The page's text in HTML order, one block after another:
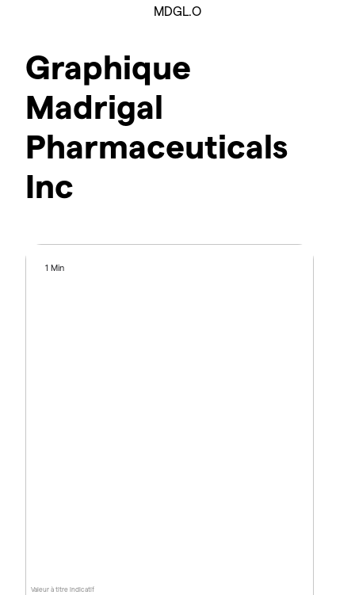
MDGL.O
Graphique
Madrigal
Pharmaceuticals
Inc
Valeur à titre indicatif
1 Min